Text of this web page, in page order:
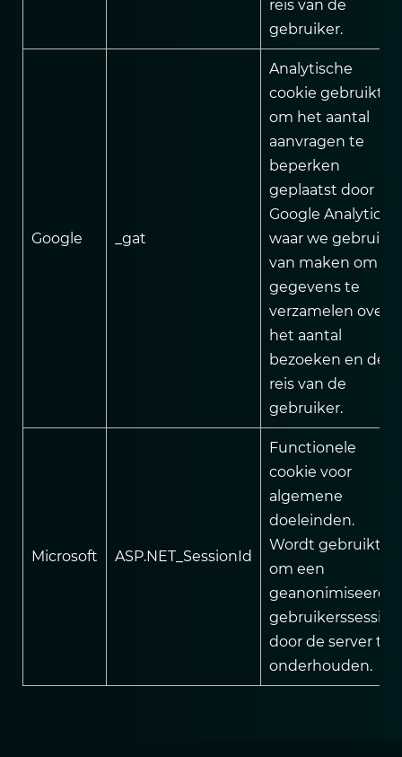
reis van de
gebruiker.
Google _gat
Analytische
cookie gebruikt
om het aantal
aanvragen te
beperken
geplaatst door
Google Analytics,
waar we gebruik
van maken om
gegevens te
verzamelen over
het aantal
bezoeken en de
reis van de
gebruiker.
Microsoft ASP.NET_SessionId
Functionele
cookie voor
algemene
doeleinden.
Wordt gebruikt
om een
geanonimiseerde
gebruikerssessie
door de server te
onderhouden.